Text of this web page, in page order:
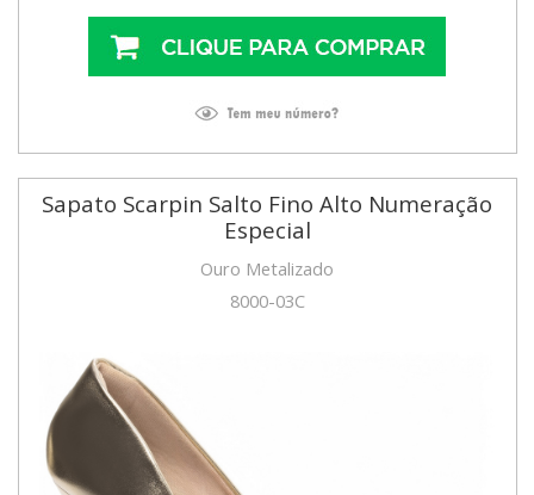
Sapato Scarpin Salto Fino Alto Numeração
Especial
Ouro Metalizado
8000-03C